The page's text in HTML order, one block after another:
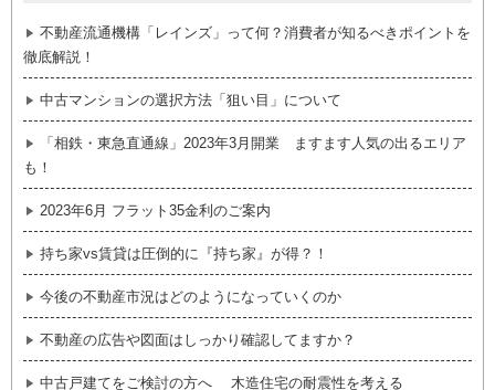
不動産流通機構「レインズ」って何？消費者が知るべきポイントを
徹底解説！
中古マンションの選択方法「狙い目」について
「相鉄・東急直通線」2023年3月開業 ますます人気の出るエリア
も！
2023年6月 フラット35金利のご案内
持ち家vs賃貸は圧倒的に『持ち家』が得？！
今後の不動産市況はどのようになっていくのか
不動産の広告や図面はしっかり確認してますか？
中古戸建てをご検討の方へ 木造住宅の耐震性を考える